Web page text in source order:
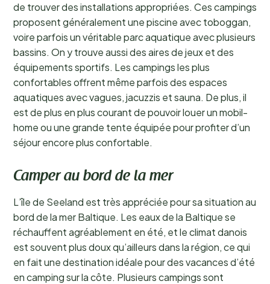
de trouver des installations appropriées. Ces campings
proposent généralement une piscine avec toboggan,
voire parfois un véritable parc aquatique avec plusieurs
bassins. On y trouve aussi des aires de jeux et des
équipements sportifs. Les campings les plus
confortables offrent même parfois des espaces
aquatiques avec vagues, jacuzzis et sauna. De plus, il
est de plus en plus courant de pouvoir louer un mobil-
home ou une grande tente équipée pour profiter d’un
séjour encore plus confortable.
Camper au bord de la mer
L’île de Seeland est très appréciée pour sa situation au
bord de la mer Baltique. Les eaux de la Baltique se
réchauffent agréablement en été, et le climat danois
est souvent plus doux qu’ailleurs dans la région, ce qui
en fait une destination idéale pour des vacances d’été
en camping sur la côte. Plusieurs campings sont